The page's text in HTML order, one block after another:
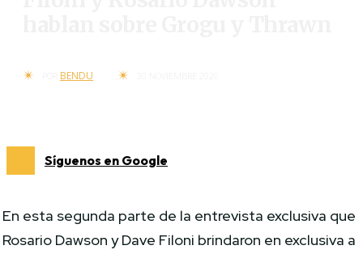
BENDU
Síguenos en Google
En esta segunda parte de la entrevista exclusiva que
Rosario Dawson y Dave Filoni brindaron en exclusiva a